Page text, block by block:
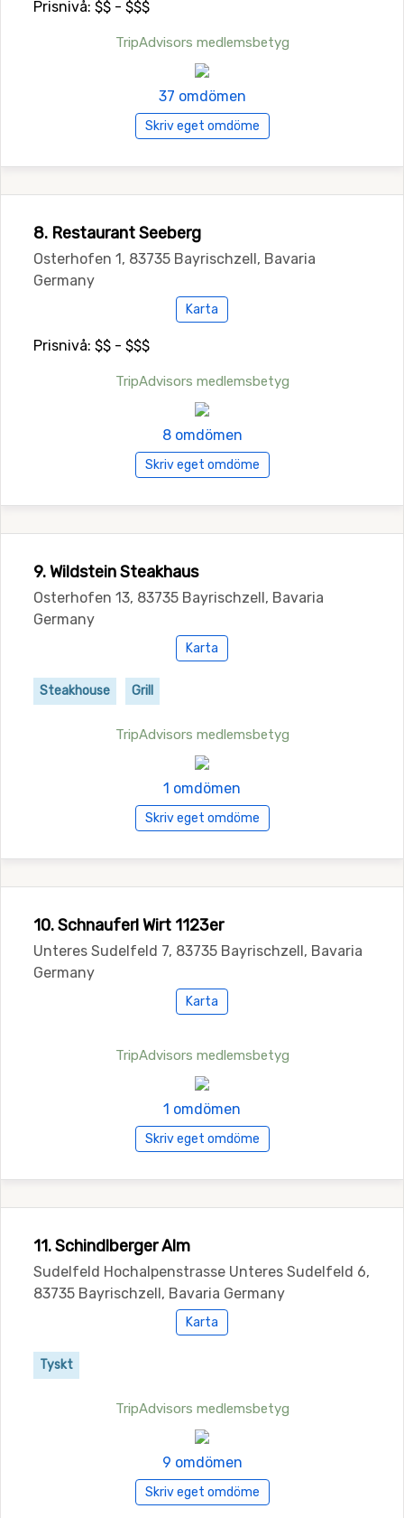
Prisnivå: $$ - $$$
TripAdvisors medlemsbetyg
37 omdömen
Skriv eget omdöme
8. Restaurant Seeberg
Osterhofen 1, 83735 Bayrischzell, Bavaria
Germany
Karta
Prisnivå: $$ - $$$
TripAdvisors medlemsbetyg
8 omdömen
Skriv eget omdöme
9. Wildstein Steakhaus
Osterhofen 13, 83735 Bayrischzell, Bavaria
Germany
Karta
Steakhouse Grill
TripAdvisors medlemsbetyg
1 omdömen
Skriv eget omdöme
10. Schnauferl Wirt 1123er
Unteres Sudelfeld 7, 83735 Bayrischzell, Bavaria
Germany
Karta
TripAdvisors medlemsbetyg
1 omdömen
Skriv eget omdöme
11. Schindlberger Alm
Sudelfeld Hochalpenstrasse Unteres Sudelfeld 6,
83735 Bayrischzell, Bavaria Germany
Karta
Tyskt
TripAdvisors medlemsbetyg
9 omdömen
Skriv eget omdöme